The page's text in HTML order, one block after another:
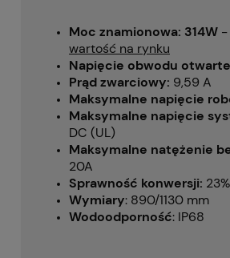
Moc znamionowa: 314W -
wartość na rynku
Napięcie obwodu
Prąd zwarciowy: 9,59 A
Maksymalne napięcie
Maksymalne napięcie
DC (UL)
Maksymalne natężenie
20A
Sprawność konwersji: 23%
Wymiary: 890/1130 mm
Wodoodporność: IP68